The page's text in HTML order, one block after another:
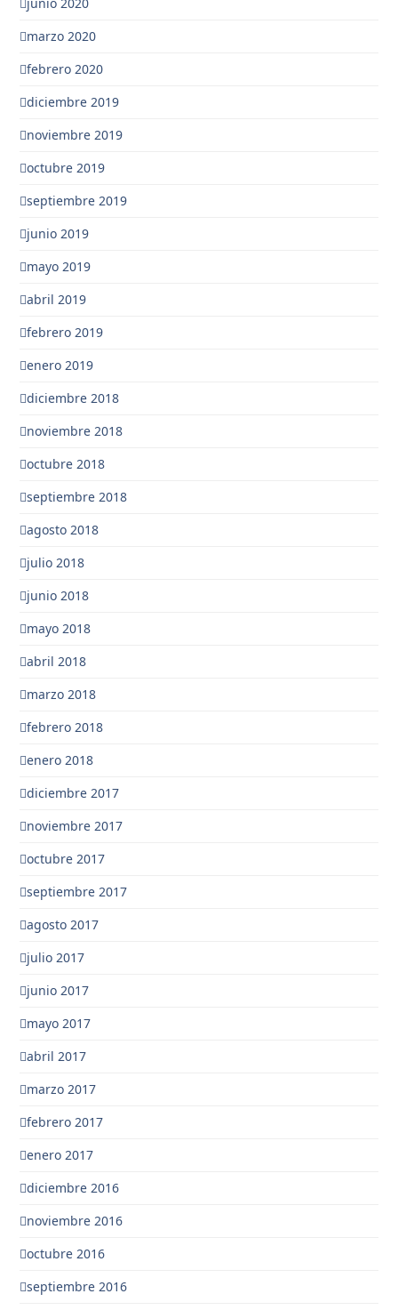
marzo 2020
febrero 2020
diciembre 2019
noviembre 2019
octubre 2019
septiembre 2019
junio 2019
mayo 2019
abril 2019
febrero 2019
enero 2019
diciembre 2018
noviembre 2018
octubre 2018
septiembre 2018
agosto 2018
julio 2018
junio 2018
mayo 2018
abril 2018
marzo 2018
febrero 2018
enero 2018
diciembre 2017
noviembre 2017
octubre 2017
septiembre 2017
agosto 2017
julio 2017
junio 2017
mayo 2017
abril 2017
marzo 2017
febrero 2017
enero 2017
diciembre 2016
noviembre 2016
octubre 2016
septiembre 2016